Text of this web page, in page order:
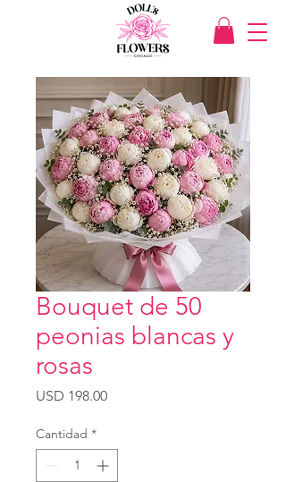
Bouquet de 50
peonias blancas y
rosas
USD 198.00Precio
Cantidad *